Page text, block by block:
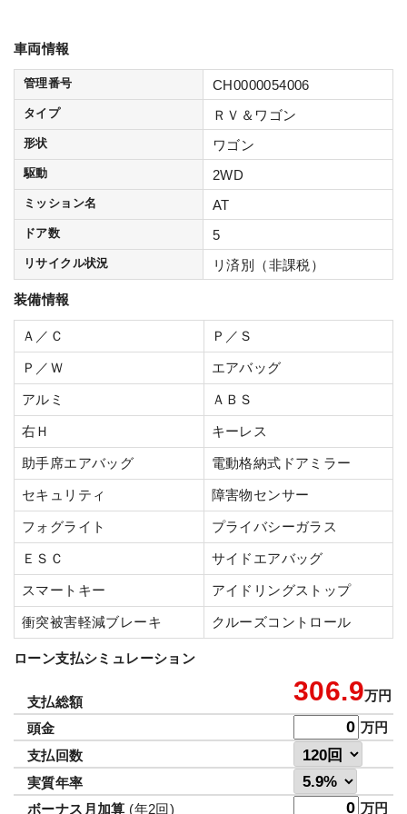
車両情報
管理番号 CH0000054006
タイプ ＲＶ＆ワゴン
形状 ワゴン
駆動 2WD
ミッション名 AT
ドア数 5
リサイクル状況 リ済別（非課税）
装備情報
Ａ／Ｃ Ｐ／Ｓ
Ｐ／Ｗ エアバッグ
アルミ ＡＢＳ
右Ｈ キーレス
助手席エアバッグ 電動格納式ドアミラー
セキュリティ 障害物センサー
フォグライト プライバシーガラス
ＥＳＣ サイドエアバッグ
スマートキー アイドリングストップ
衝突被害軽減ブレーキ クルーズコントロール
ローン支払シミュレーション
支払総額 306.9万円
頭金
万円
支払回数
実質年率
ボーナス月加算 (年2回) 万円